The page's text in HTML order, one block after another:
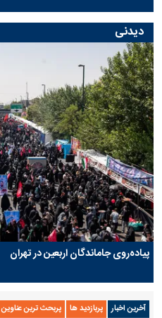
دیدنی
پیاده‌روی جاماندگان اربعین در تهران
آخرین اخبار پربازدید ها پربحث ترین عناوین